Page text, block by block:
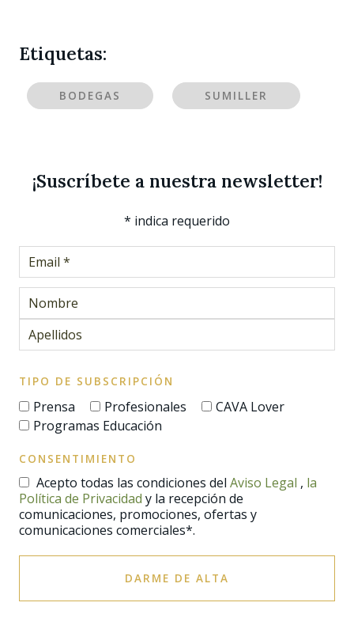
Etiquetas:
BODEGAS SUMILLER
¡Suscríbete a nuestra newsletter!
* indica requerido
TIPO DE SUBSCRIPCIÓN
Prensa Profesionales
CAVA Lover
Programas Educación
CONSENTIMIENTO
Acepto todas las condiciones del Aviso Legal , la
Política de Privacidad y la recepción de
comunicaciones, promociones, ofertas y
comunicaciones comerciales*.
DARME DE ALTA